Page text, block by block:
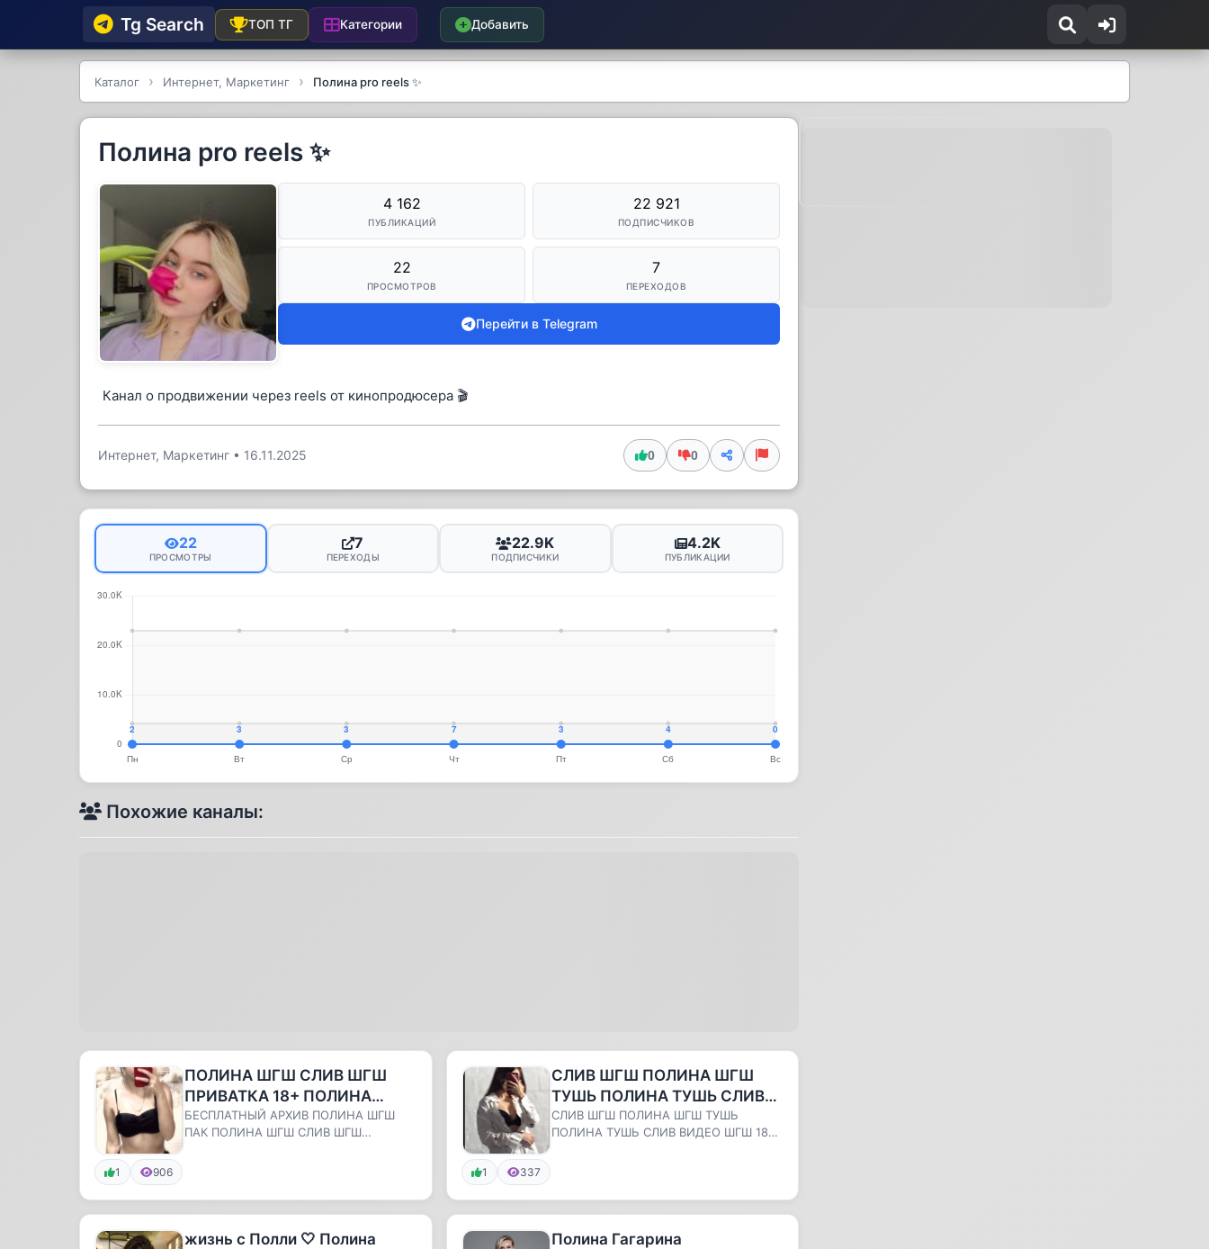
Tg Searсh ТОП ТГ Категории Добавить
Каталог Интернет, Маркетинг Полина pro reels ✨
Полина pro reels ✨
4 162
ПУБЛИКАЦИЙ
22 921
ПОДПИСЧИКОВ
22
ПРОСМОТРОВ
7
ПЕРЕХОДОВ
Перейти в Telegram
Канал о продвижении через reels от кинопродюсера 🎬
Интернет, Маркетинг • 16.11.2025 0 0
22
ПРОСМОТРЫ
7
ПЕРЕХОДЫ
22.9K
ПОДПИСЧИКИ
4.2K
ПУБЛИКАЦИИ
Похожие каналы:
ПОЛИНА ШГШ СЛИВ ШГШ
ПРИВАТКА 18+ ПОЛИНА
СЛИВ ШГШ ТУШЬ И ПОЛИНА
ШГШ СЛИВ ТУШЬ ШГШ
БЕСПЛАТНЫЙ АРХИВ ПОЛИНА ШГШ
ПАК ПОЛИНА ШГШ СЛИВ ШГШ
1 906
СЛИВ ШГШ ПОЛИНА ШГШ
ТУШЬ ПОЛИНА ТУШЬ СЛИВ
ВИДЕО ШГШ 18+ ПОЛИНА
ШГШ ВИДЕО С ТУШЬЮ
СЛИВ ШГШ ПОЛИНА ШГШ ТУШЬ
ПОЛИНА ТУШЬ СЛИВ ВИДЕО ШГШ 18+
1 337
жизнь с Полли 🤍 Полина
Полина Гагарина